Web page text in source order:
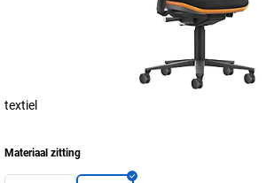
textiel
Materiaal zitting